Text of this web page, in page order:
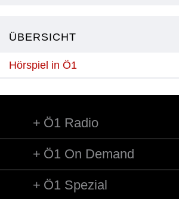
ÜBERSICHT
Hörspiel in Ö1
Ö1 Radio
Ö1 On Demand
Ö1 Spezial